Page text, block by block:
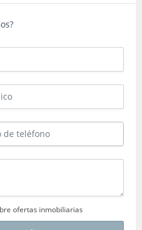
ofertas inmobiliarias